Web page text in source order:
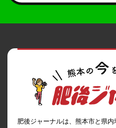
肥後ジャーナルは、熊本市と県